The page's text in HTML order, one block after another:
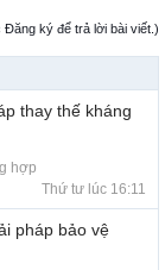
ký để trả lời bài viết.)
thay thế kháng
hợp
Thứ tư lúc 16:11
pháp bảo vệ